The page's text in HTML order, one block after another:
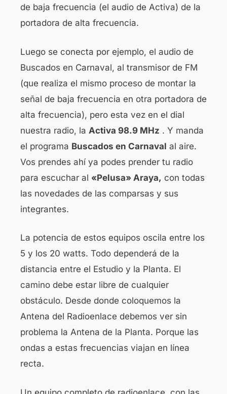
de baja frecuencia (el audio de Activa) de la
portadora de alta frecuencia.
Luego se conecta por ejemplo, el audio de
Buscados en Carnaval, al transmisor de FM
(que realiza el mismo proceso de montar la
señal de baja frecuencia en otra portadora de
alta frecuencia), pero esta vez en el dial
nuestra radio, la Activa 98.9 MHz . Y manda
el programa Buscados en Carnaval al aire.
Vos prendes ahí ya podes prender tu radio
para escuchar al «Pelusa» Araya, con todas
las novedades de las comparsas y sus
integrantes.
La potencia de estos equipos oscila entre los
5 y los 20 watts. Todo dependerá de la
distancia entre el Estudio y la Planta. El
camino debe estar libre de cualquier
obstáculo. Desde donde coloquemos la
Antena del Radioenlace debemos ver sin
problema la Antena de la Planta. Porque las
ondas a estas frecuencias viajan en línea
recta.